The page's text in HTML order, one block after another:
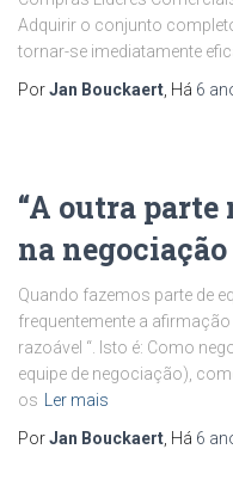
Adquirir o conjunto
tornar-se imediatamente
PorJan Bouckaert , Há 6
“A outra parte
na negociação
Quando fazemos parte de
frequentemente a
razoável “. Isto é: Como
equipe de negociação),
os
Ler mais
PorJan Bouckaert , Há 6